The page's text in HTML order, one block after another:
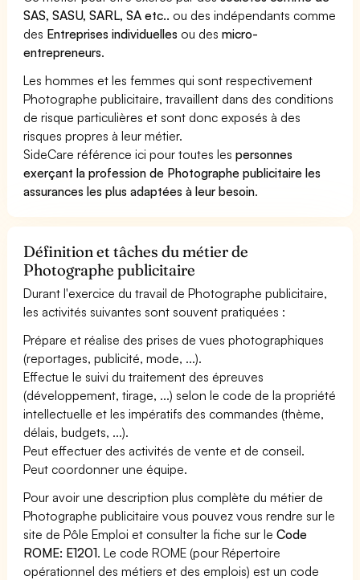
SAS, SASU, SARL, SA etc.. ou des indépendants comme
des Entreprises individuelles ou desmicro-
entrepreneurs.
Les hommes et les femmes qui sont respectivement
Photographe publicitaire, travaillent dans des conditions
de risque particulières et sont donc exposés à des
risques propres à leur métier.
SideCare référence ici pour toutes lespersonnes
exerçant la profession de Photographe publicitaire les
assurances les plus adaptées à leur besoin.
Définition et tâches du métier de
Photographe publicitaire
Durant l'exercice du travail de Photographe publicitaire,
les activités suivantes sont souvent pratiquées :
Prépare et réalise des prises de vues photographiques
(reportages, publicité, mode, ...).
Effectue le suivi du traitement des épreuves
(développement, tirage, ...) selon le code de la propriété
intellectuelle et les impératifs des commandes (thème,
délais, budgets, ...).
Peut effectuer des activités de vente et de conseil.
Peut coordonner une équipe.
Pour avoir une description plus complète du métier de
Photographe publicitaire vous pouvez vous rendre sur le
site de Pôle Emploi et consulter la fiche sur leCode
ROME: E1201. Le code ROME (pour Répertoire
opérationnel des métiers et des emplois) est un code